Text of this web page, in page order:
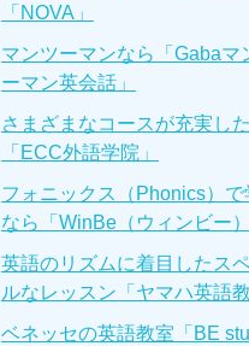
「NOVA」
マンツーマンなら「Gabaマ
ーマン英会話」
さまざまなコースが充実した
「ECC外語学院」
フォニックス（Phonics）で
なら「WinBe（ウィンビー）
英語のリズムに着目したス
ルなレッスン「ヤマハ英語教
ベネッセの英語教室「BE